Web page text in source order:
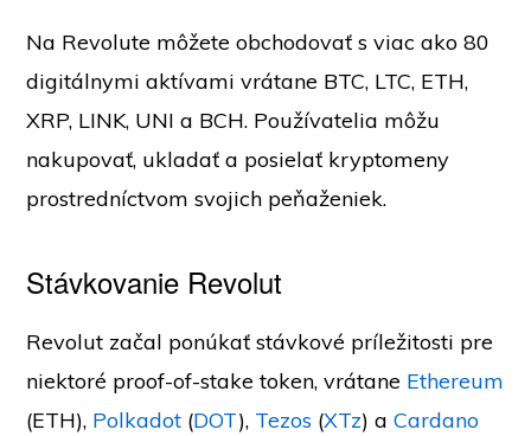
Na Revolute môžete obchodovať s viac ako 80
digitálnymi aktívami vrátane BTC, LTC, ETH,
XRP, LINK, UNI a BCH. Používatelia môžu
nakupovať, ukladať a posielať kryptomeny
prostredníctvom svojich peňaženiek.
Stávkovanie Revolut
Revolut začal ponúkať stávkové príležitosti pre
niektoré proof-of-stake token, vrátane Ethereum
(ETH), Polkadot (DOT), Tezos (XTz) aCardano